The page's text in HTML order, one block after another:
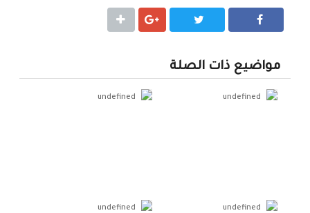
مواضيع ذات الصلة
undefined
undefined
undefined
undefined